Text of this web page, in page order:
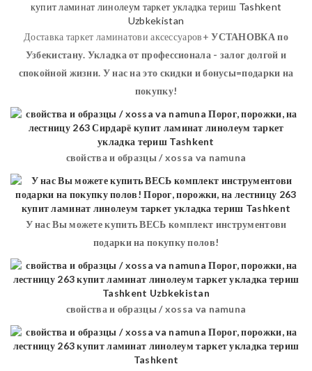
Доставка таркет ламинатови аксессуаров+УСТАНОВКАпо
Узбекистану. Укладка от профессионала - залог долгой и
спокойной жизни. У нас на это скидки и бонусы=подарки на
покупку!
свойства и образцы / xossa va namuna
У нас Вы можете купить ВЕСЬ комплект инструментови
подарки на покупку полов!
свойства и образцы / xossa va namuna